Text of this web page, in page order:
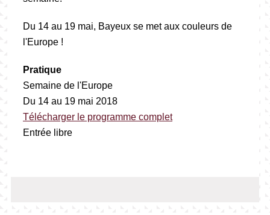
Du 14 au 19 mai, Bayeux se met aux couleurs de
l'Europe !
Pratique
Semaine de l'Europe
Du 14 au 19 mai 2018
Télécharger le programme complet
Entrée libre